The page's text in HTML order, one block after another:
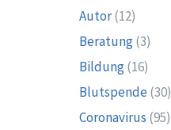
Autor(12)
Beratung(3)
Bildung(16)
Blutspende (30)
Coronavirus (95)